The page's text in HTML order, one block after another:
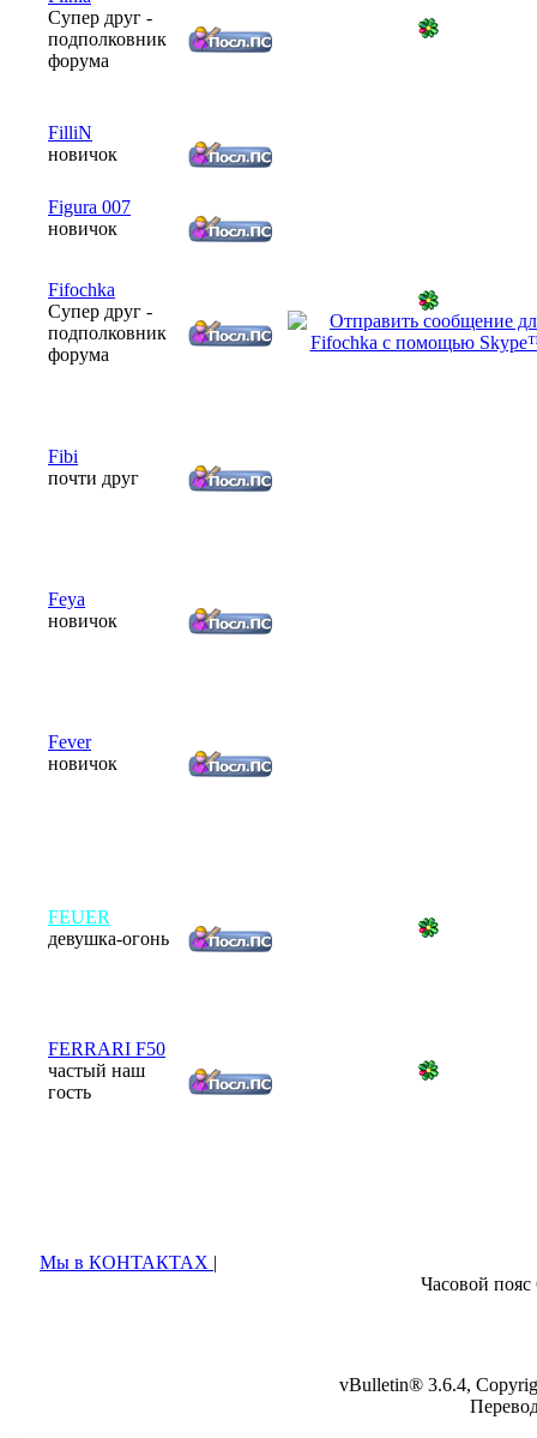
Супер друг -
подполковник
форума
FilliN
новичок
Figura 007
новичок
Fifochka
Супер друг -
подполковник
форума
Fibi
почти друг
Feya
новичок
Fever
новичок
FEUER
девушка-огонь
FERRARI F50
частый наш
гость
Мы в КОНТАКТАХ |
Часовой
vBulletin® 3.6.4,